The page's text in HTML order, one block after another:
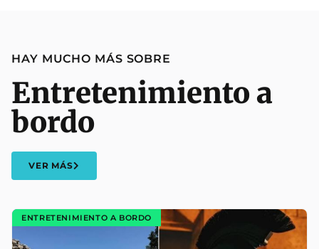
HAY MUCHO MÁS SOBRE
Entretenimiento a
bordo
VER MÁS
ENTRETENIMIENTO A BORDO